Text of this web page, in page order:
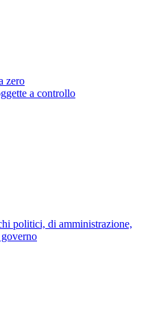
zero
a controllo
politici, di amministrazione,